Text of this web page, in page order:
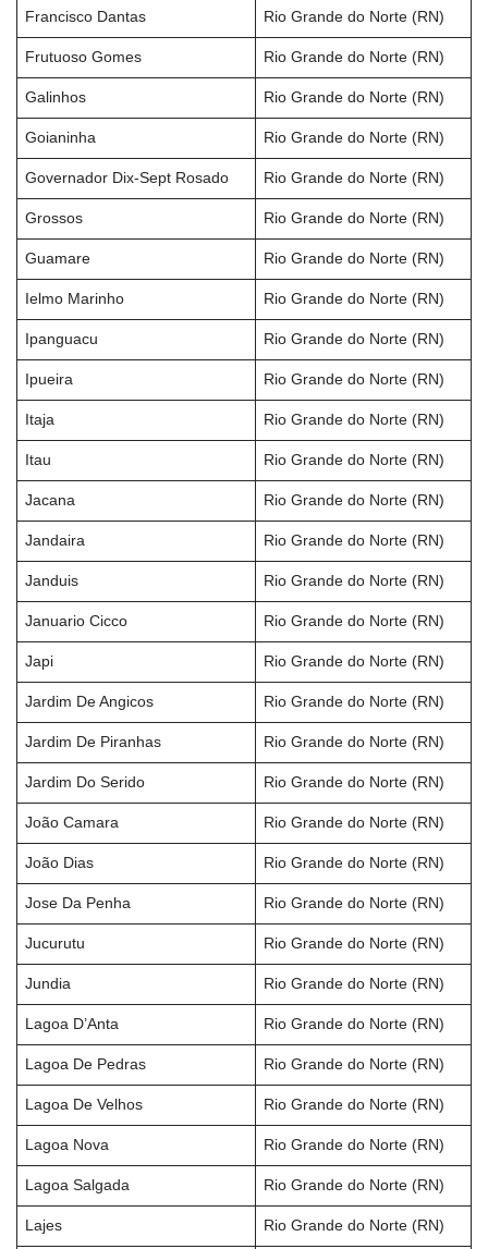
Francisco Dantas Rio Grande do Norte (RN)
Frutuoso Gomes Rio Grande do Norte (RN)
Galinhos Rio Grande do Norte (RN)
Goianinha Rio Grande do Norte (RN)
Governador Dix-Sept Rosado Rio Grande do Norte (RN)
Grossos Rio Grande do Norte (RN)
Guamare Rio Grande do Norte (RN)
Ielmo Marinho Rio Grande do Norte (RN)
Ipanguacu Rio Grande do Norte (RN)
Ipueira Rio Grande do Norte (RN)
Itaja Rio Grande do Norte (RN)
Itau Rio Grande do Norte (RN)
Jacana Rio Grande do Norte (RN)
Jandaira Rio Grande do Norte (RN)
Janduis Rio Grande do Norte (RN)
Januario Cicco Rio Grande do Norte (RN)
Japi Rio Grande do Norte (RN)
Jardim De Angicos Rio Grande do Norte (RN)
Jardim De Piranhas Rio Grande do Norte (RN)
Jardim Do Serido Rio Grande do Norte (RN)
João Camara Rio Grande do Norte (RN)
João Dias Rio Grande do Norte (RN)
Jose Da Penha Rio Grande do Norte (RN)
Jucurutu Rio Grande do Norte (RN)
Jundia Rio Grande do Norte (RN)
Lagoa D’Anta Rio Grande do Norte (RN)
Lagoa De Pedras Rio Grande do Norte (RN)
Lagoa De Velhos Rio Grande do Norte (RN)
Lagoa Nova Rio Grande do Norte (RN)
Lagoa Salgada Rio Grande do Norte (RN)
Lajes Rio Grande do Norte (RN)